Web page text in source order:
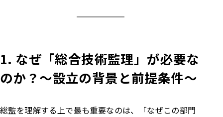
1. なぜ「総合技術監理」が必要な
のか？～設立の背景と前提条件～
総監を理解する上で最も重要なのは、「なぜこの部門